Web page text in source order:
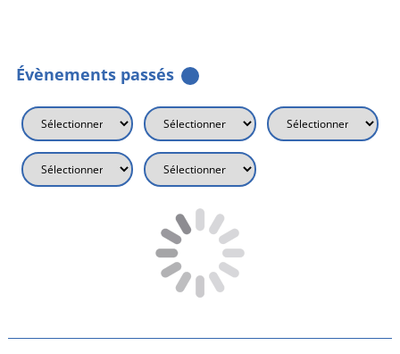
Évènements passés
Axes thématiques Types d'événements Secteurs d'activité
Départements Dates